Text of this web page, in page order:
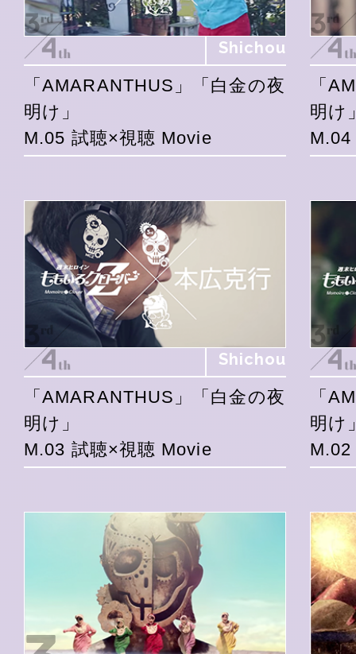
Shichou
「AMARANTHUS」「白金の夜
明け」
M.05 試聴×視聴 Movie
「
明け
Shichou
「AMARANTHUS」「白金の夜
明け」
M.03 試聴×視聴 Movie
「
明け